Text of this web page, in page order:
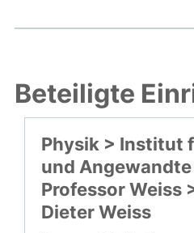
Beteiligte
Physik > Institut
und
Professor Weiss
Dieter Weiss